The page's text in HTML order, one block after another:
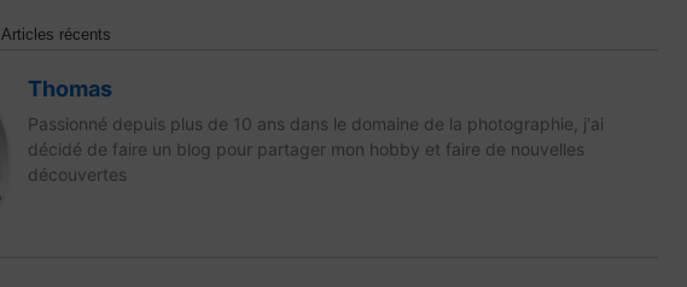
Articles récents
Thomas
Passionné depuis plus de 10 ans dans le domaine de la photographie, j'ai
décidé de faire un blog pour partager mon hobby et faire de nouvelles
découvertes